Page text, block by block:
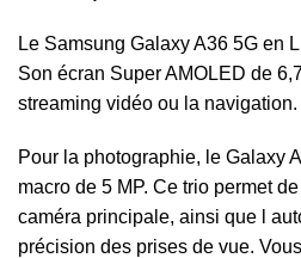
Le Samsung Galaxy A36 5G en
Son écran Super AMOLED de
streaming vidéo ou la navigation.
Pour la photographie, le Galaxy
macro de 5 MP. Ce trio permet
caméra principale, ainsi que l
précision des prises de vue.